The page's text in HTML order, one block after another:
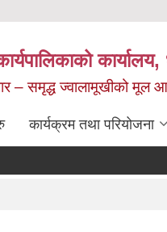
– समृद्ध ज्वालामूखीको मूल
कार्यक्रम तथा परियोजना